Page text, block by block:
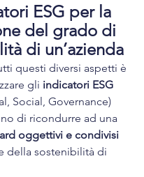
ESG per la
del grado di
di un’azienda
questi diversi aspetti è
gli indicatori ESG
Social, Governance)
di ricondurre ad una
oggettivi e condivisi
della sostenibilità di